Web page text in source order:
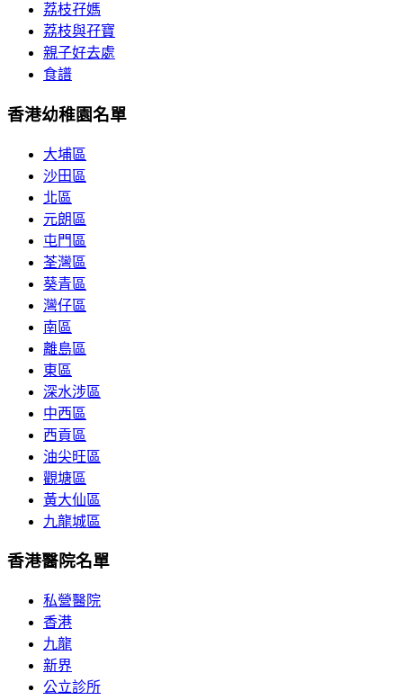
荔枝孖媽
荔枝與孖寶
親子好去處
食譜
香港幼稚園名單
大埔區
沙田區
北區
元朗區
屯門區
荃灣區
葵青區
灣仔區
南區
離島區
東區
深水涉區
中西區
西貢區
油尖旺區
觀塘區
黃大仙區
九龍城區
香港醫院名單
私營醫院
香港
九龍
新界
公立診所